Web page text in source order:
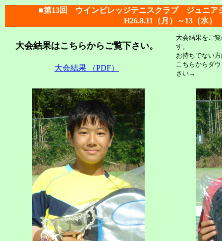
■第13回 ウインビレッジテニスクラブ ジュニア
H26.8.11（月）～13（水）
大会結果はこちらからご覧下さい。
大会結果 （PDF）
大会結果をご
す。
お持ちでない
こちらからダ
さい→